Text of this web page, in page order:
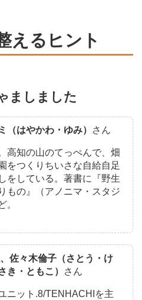
えるヒント
ましました
（はやかわ・ゆみ） さん
高知の山のてっぺんで、畑
をつくりちいさな自給自足
をしている。著書に『野生
もの』（アノニマ・スタジ
。
佐々木倫子（さとう・け
き・ともこ）
さん
ニット.8/TENHACHIを主